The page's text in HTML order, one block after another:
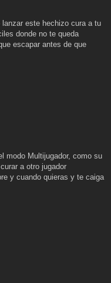
este hechizo cura a tu
donde no te queda
escapar antes de que
modo Multijugador, como su
a otro jugador
y cuando quieras y te caiga